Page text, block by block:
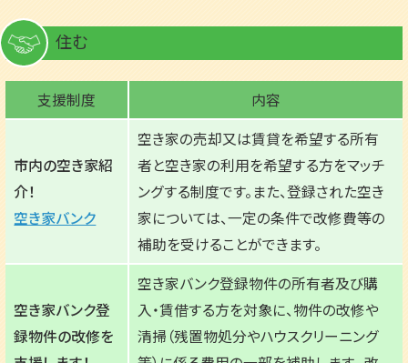
住む
支援制度 内容
市内の空き家紹
介！
空き家バンク
空き家の売却又は賃貸を希望する所有
者と空き家の利用を希望する方をマッチ
ングする制度です。また、登録された空き
家については、一定の条件で改修費等の
補助を受けることができます。
空き家バンク登
録物件の改修を
空き家バンク登録物件の所有者及び購
入・賃借する方を対象に、物件の改修や
清掃（残置物処分やハウスクリーニング